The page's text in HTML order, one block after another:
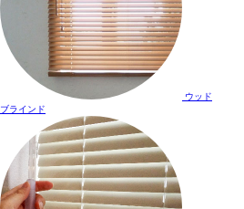
ウッド
ブラインド